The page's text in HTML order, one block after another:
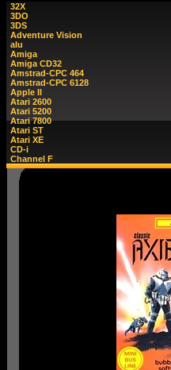
32X
3DO
3DS
Adventure Vision
alu
Amiga
Amiga CD32
Amstrad-CPC 464
Amstrad-CPC 6128
Apple II
Atari 2600
Atari 5200
Atari 7800
Atari ST
Atari XE
CD-i
Channel F